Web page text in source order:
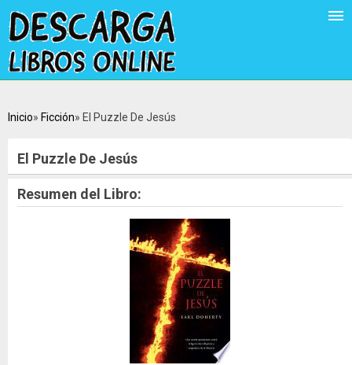
Inicio Ficción El Puzzle De Jesús
El Puzzle De Jesús
Resumen del Libro: